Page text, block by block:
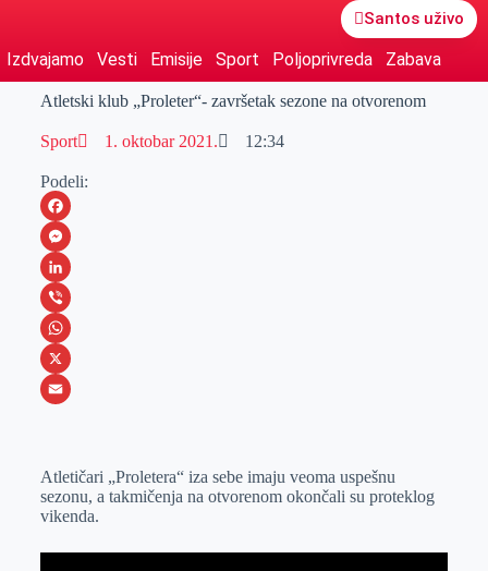
Santos uživo
Izdvajamo Vesti Emisije Sport Poljoprivreda Zabava
Atletski klub „Proleter“- završetak sezone na otvorenom
Sport 1. oktobar 2021. 12:34
Podeli:
F
a
c
e
b
o
M
e
s
s
e
e
r
L
i
n
k
I
n
V
i
b
W
h
s
A
X
a
i
Atletičari „Proletera“ iza sebe imaju veoma uspešnu
sezonu, a takmičenja na otvorenom okončali su proteklog
vikenda.